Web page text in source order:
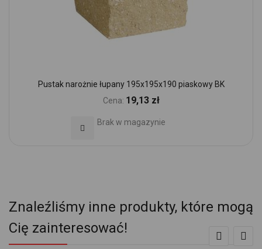
Pustak narożnie łupany 195x195x190 piaskowy BK
Cena: 19,13 zł
Brak w magazynie
Dodaj do Ulubionych
Znaleźliśmy inne produkty, które mogą
Cię zainteresować!